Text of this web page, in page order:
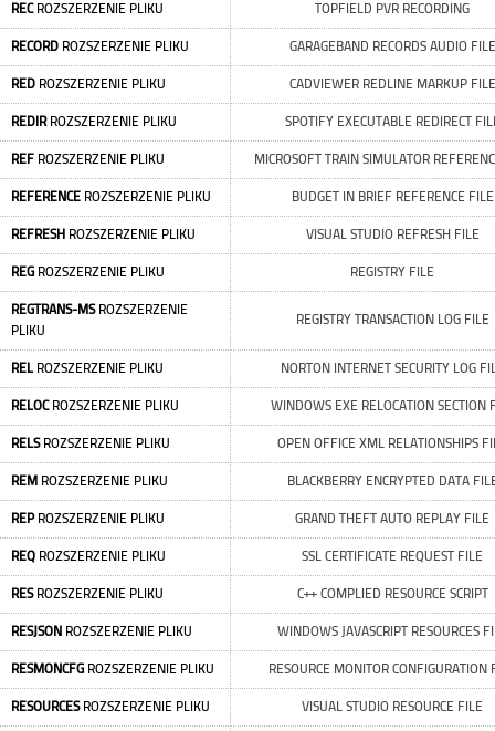
RECROZSZERZENIE PLIKU TOPFIELD PVR RECORDING
RECORD ROZSZERZENIE PLIKU GARAGEBAND RECORDS AUDIO FILE
RED ROZSZERZENIE PLIKU CADVIEWER REDLINE MARKUP FILE
REDIRROZSZERZENIE PLIKU SPOTIFY EXECUTABLE REDIRECT
REF ROZSZERZENIE PLIKU MICROSOFT TRAIN SIMULATOR
REFERENCE ROZSZERZENIE PLIKU BUDGET IN BRIEF REFERENCE FILE
REFRESH ROZSZERZENIE PLIKU VISUAL STUDIO REFRESH FILE
REG ROZSZERZENIE PLIKU REGISTRY FILE
REGTRANS-MSROZSZERZENIE
PLIKU
REGISTRY TRANSACTION LOG FILE
RELROZSZERZENIE PLIKU NORTON INTERNET SECURITY LOG
RELOCROZSZERZENIE PLIKU WINDOWS EXE RELOCATION SECTION
RELSROZSZERZENIE PLIKU OPEN OFFICE XML RELATIONSHIPS
REM ROZSZERZENIE PLIKU BLACKBERRY ENCRYPTED DATA
REPROZSZERZENIE PLIKU GRAND THEFT AUTO REPLAY FILE
REQ ROZSZERZENIE PLIKU SSL CERTIFICATE REQUEST FILE
RESROZSZERZENIE PLIKU C++ COMPLIED RESOURCE SCRIPT
RESJSON ROZSZERZENIE PLIKU WINDOWS JAVASCRIPT RESOURCES
RESMONCFG ROZSZERZENIE PLIKU RESOURCE MONITOR CONFIGURATION
RESOURCESROZSZERZENIE PLIKU VISUAL STUDIO RESOURCE FILE